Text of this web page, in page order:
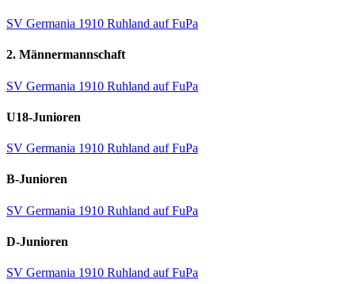
SV Germania 1910 Ruhland auf FuPa
2. Männermannschaft
SV Germania 1910 Ruhland auf FuPa
U18-Junioren
SV Germania 1910 Ruhland auf FuPa
B-Junioren
SV Germania 1910 Ruhland auf FuPa
D-Junioren
SV Germania 1910 Ruhland auf FuPa